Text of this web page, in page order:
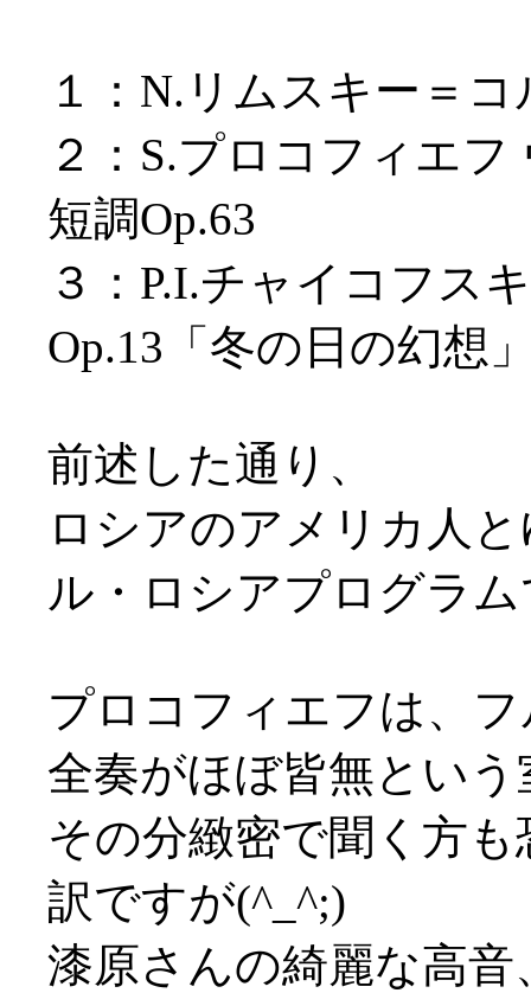
１：N.リムスキー＝
２：S.プロコフィエ
短調Op.63
３：P.I.チャイコフス
Op.13「冬の日の幻想
前述した通り、
ロシアのアメリカ人
ル・ロシアプログラ
プロコフィエフは、
全奏がほぼ皆無とい
その分緻密で聞く方
訳ですが(^_^;)
漆原さんの綺麗な高